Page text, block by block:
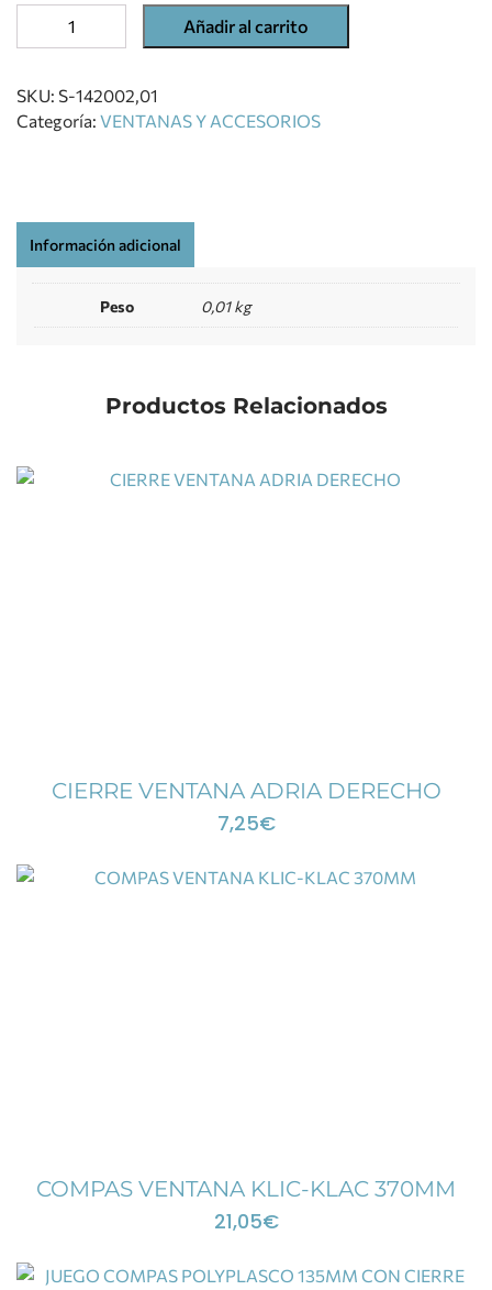
Añadir al carrito
SKU: S-142002,01
Categoría: VENTANAS Y ACCESORIOS
Información adicional
Peso 0,01 kg
Productos Relacionados
CIERRE VENTANA ADRIA DERECHO
7,25€
COMPAS VENTANA KLIC-KLAC 370MM
21,05€